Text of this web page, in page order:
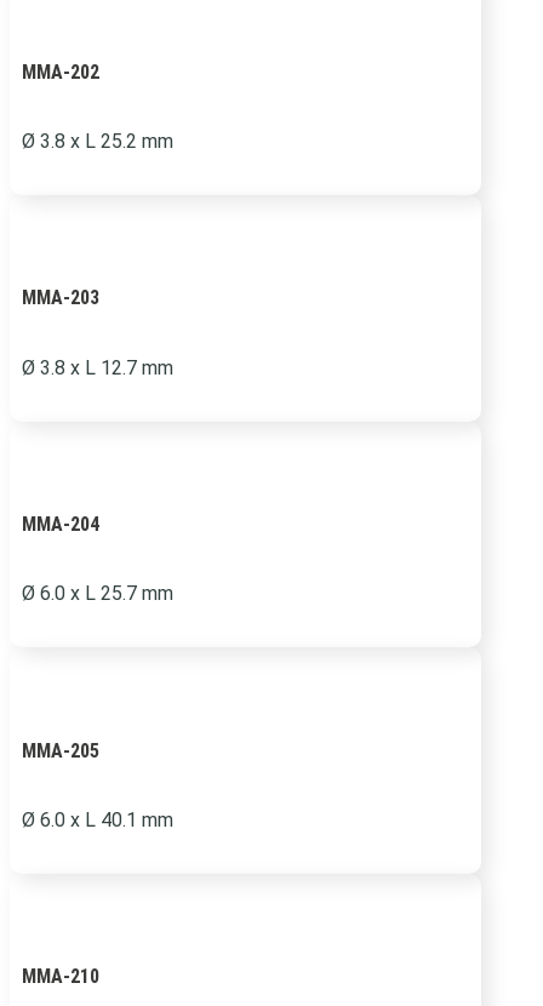
MMA-202
Ø 3.8 x L 25.2 mm
MMA-203
Ø 3.8 x L 12.7 mm
MMA-204
Ø 6.0 x L 25.7 mm
MMA-205
Ø 6.0 x L 40.1 mm
MMA-210